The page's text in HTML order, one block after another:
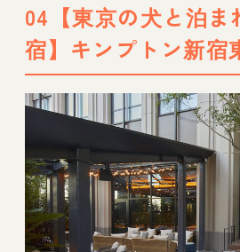
04【東京の犬と泊ま
宿】キンプトン新宿